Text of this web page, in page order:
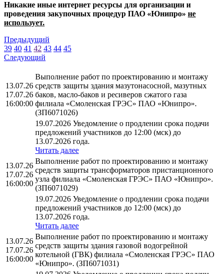
Никакие иные интернет ресурсы для организации и
проведения закупочных процедур ПАО «Юнипро» не
использует.
Предыдущий
39 40 41 42 43 44 45
Следующий
13.07.26
17.07.26
16:00:00
Выполнение работ по проектированию и монтажу
средств защиты здания мазутонасосной, мазутных
баков, масло-баков и ресиверов сжатого газа
филиала «Смоленская ГРЭС» ПАО «Юнипро».
(ЗП6071026)
19.07.2026 Уведомление о продлении срока подачи
предложений участников до 12:00 (мск) до
13.07.2026 года.
Читать далее
13.07.26
17.07.26
16:00:00
Выполнение работ по проектированию и монтажу
средств защиты трансформаторов пристанционного
узла филиала «Смоленская ГРЭС» ПАО «Юнипро».
(ЗП6071029)
19.07.2026 Уведомление о продлении срока подачи
предложений участников до 12:00 (мск) до
13.07.2026 года.
Читать далее
13.07.26
17.07.26
16:00:00
Выполнение работ по проектированию и монтажу
средств защиты здания газовой водогрейной
котельной (ГВК) филиала «Смоленская ГРЭС» ПАО
«Юнипро». (ЗП6071031)